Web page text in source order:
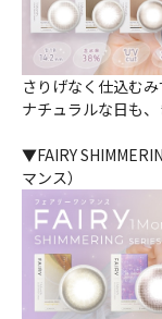
さりげなく仕込むみ
ナチュラルな日も
▼FAIRY
マンス）